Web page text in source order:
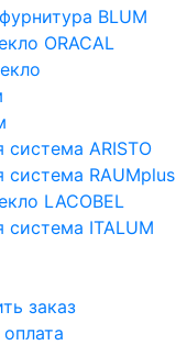
BLUM
ORACAL
система ARISTO
система RAUMplus
LACOBEL
система ITALUM
заказ